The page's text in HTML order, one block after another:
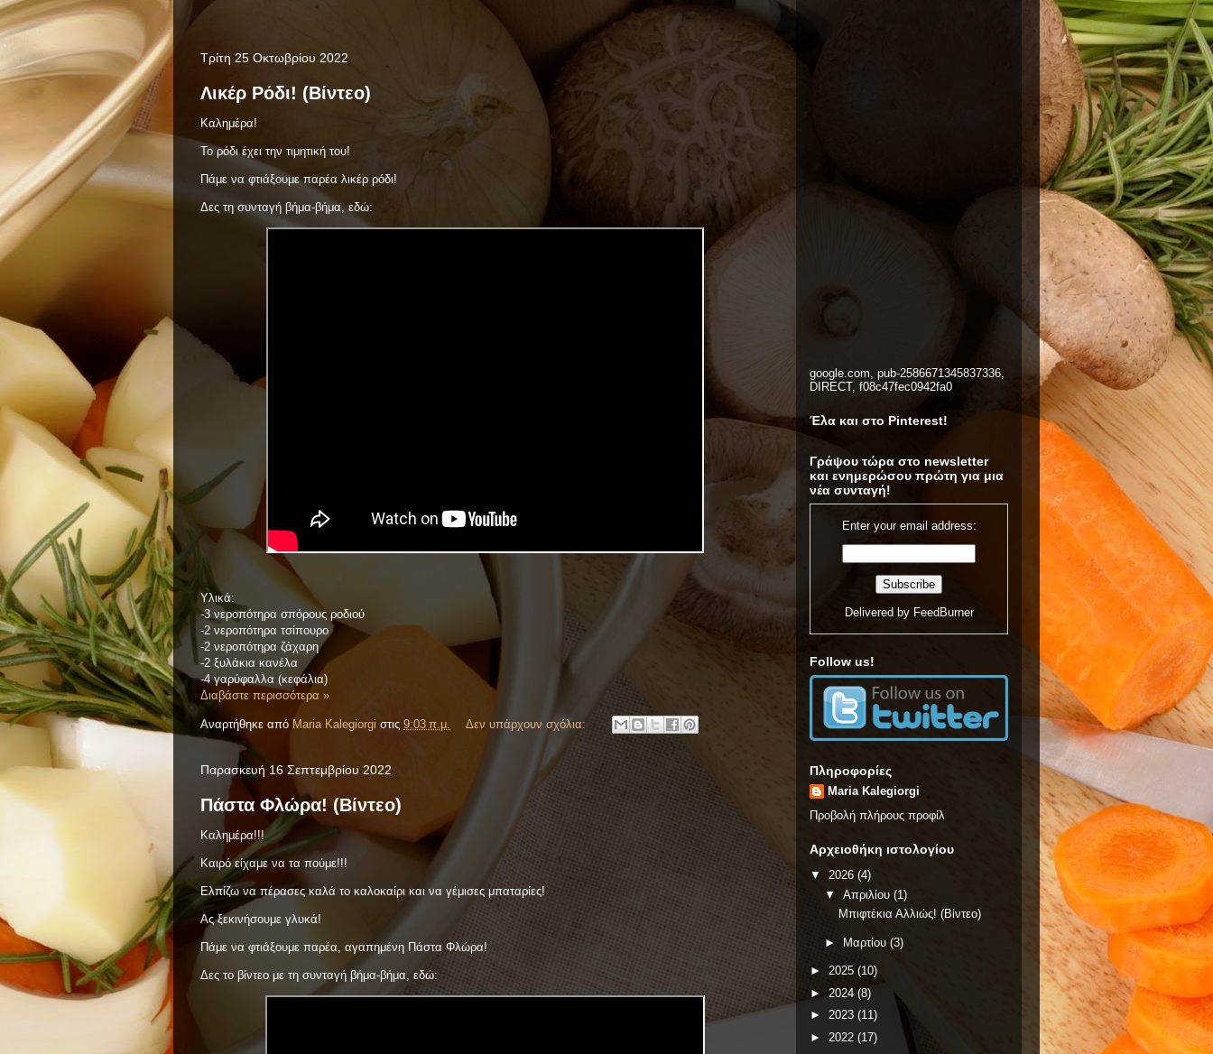
Τρίτη 25 Οκτωβρίου 2022
Λικέρ Ρόδι! (Βίντεο)
Καλημέρα!
Το ρόδι έχει την τιμητική του!
Πάμε να φτιάξουμε παρέα λικέρ ρόδι!
Δες τη συνταγή βήμα-βήμα, εδώ:
Υλικά:
-3 νεροπότηρα σπόρους ροδιού
-2 νεροπότηρα τσίπουρο
-2 νεροπότηρα ζάχαρη
-2 ξυλάκια κανέλα
-4 γαρύφαλλα (κεφάλια)
Διαβάστε περισσότερα »
Αναρτήθηκε από Maria Kalegiorgi στις 9:03 π.μ. Δεν υπάρχουν σχόλια:
Παρασκευή 16 Σεπτεμβρίου 2022
Πάστα Φλώρα! (Βίντεο)
Καλημέρα!!!
Καιρό είχαμε να τα πούμε!!!
Ελπίζω να πέρασες καλά το καλοκαίρι και να γέμισες μπαταρίες!
Ας ξεκινήσουμε γλυκά!
Πάμε να φτιάξουμε παρέα, αγαπημένη Πάστα Φλώρα!
Δες το βίντεο με τη συνταγή βήμα-βήμα, εδώ:
google.com, pub-2586671345837336,
DIRECT, f08c47fec0942fa0
Έλα και στο Pinterest!
Γράψου τώρα στο newsletter
και ενημερώσου πρώτη για μια
νέα συνταγή!
Enter your email address:
Delivered by FeedBurner
Follow us!
Πληροφορίες
Maria Kalegiorgi
Προβολή πλήρους προφίλ
Αρχειοθήκη ιστολογίου
▼ 2026 (4)
▼ Απριλίου (1)
Μπιφτέκια Αλλιώς! (Βίντεο)
► Μαρτίου (3)
► 2025 (10)
► 2024 (8)
► 2023 (11)
► 2022 (17)